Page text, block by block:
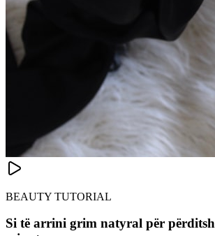
BEAUTY TUTORIAL
Si të arrini grim natyral për